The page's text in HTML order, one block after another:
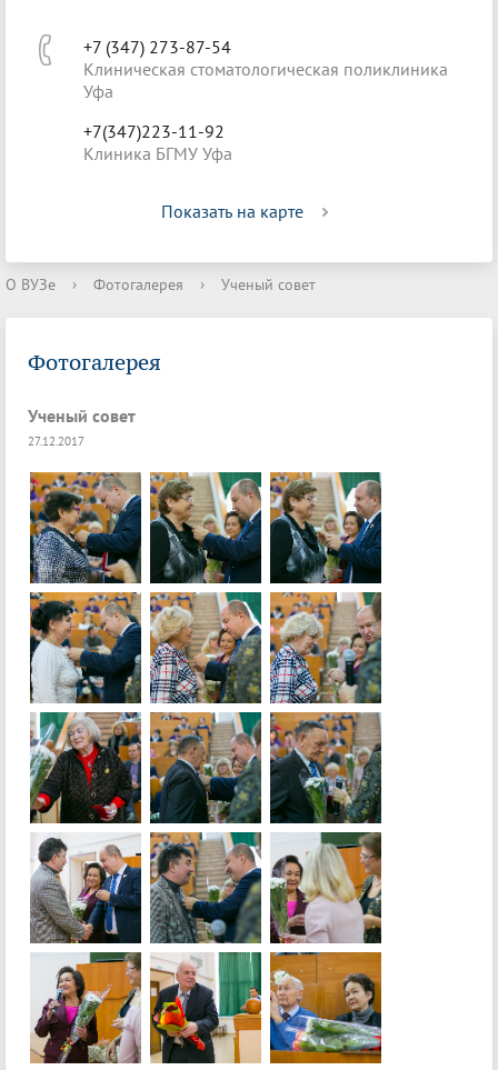
+7 (347) 273-87-54
Клиническая стоматологическая поликлиника
Уфа
+7(347)223-11-92
Клиника БГМУ Уфа
Показать на карте
О ВУЗе › Фотогалерея › Ученый совет
Фотогалерея
Ученый совет
27.12.2017